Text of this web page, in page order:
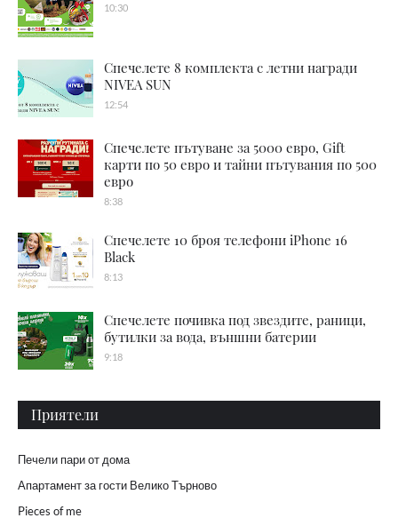
10:30
Спечелете 8 комплекта с летни награди
NIVEA SUN
12:54
Спечелете пътуване за 5000 евро, Gift
карти по 50 евро и тайни пътувания по 500
евро
8:38
Спечелете 10 броя телефони iPhone 16
Black
8:13
Спечелете почивка под звездите, раници,
бутилки за вода, външни батерии
9:18
Приятели
Печели пари от дома
Апартамент за гости Велико Търново
Pieces of me